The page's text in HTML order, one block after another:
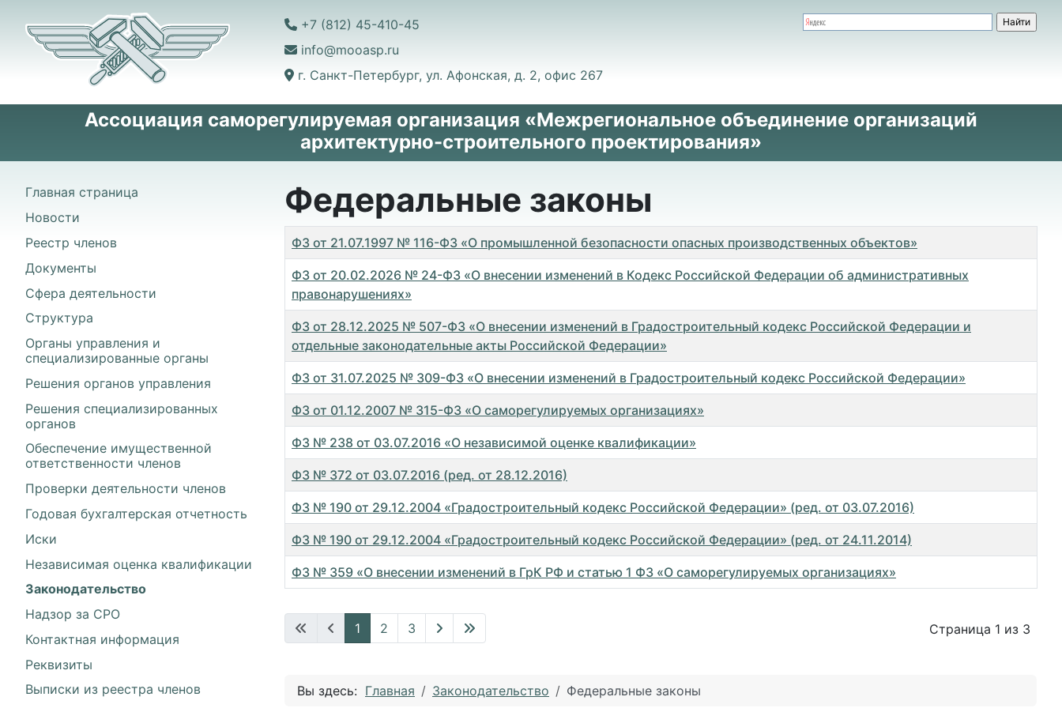
+7 (812) 45-410-45
info@mooasp.ru
г. Санкт-Петербург, ул. Афонская, д. 2, офис 267
Ассоциация саморегулируемая организация «Межрегиональное объединение организаций
архитектурно-строительного проектирования»
Главная страница
Новости
Реестр членов
Документы
Сфера деятельности
Структура
Органы управления и
специализированные органы
Решения органов управления
Решения специализированных
органов
Обеспечение имущественной
ответственности членов
Проверки деятельности членов
Годовая бухгалтерская отчетность
Иски
Независимая оценка квалификации
Законодательство
Надзор за СРО
Контактная информация
Реквизиты
Выписки из реестра членов
Федеральные законы
Заголовок
ФЗ от 21.07.1997 № 116-ФЗ «О промышленной безопасности опасных производственных объектов»
ФЗ от 20.02.2026 № 24-ФЗ «О внесении изменений в Кодекс Российской Федерации об административных
правонарушениях»
ФЗ от 28.12.2025 № 507-ФЗ «О внесении изменений в Градостроительный кодекс Российской Федерации и
отдельные законодательные акты Российской Федерации»
ФЗ от 31.07.2025 № 309-ФЗ «О внесении изменений в Градостроительный кодекс Российской Федерации»
ФЗ от 01.12.2007 № 315-ФЗ «О саморегулируемых организациях»
ФЗ № 238 от 03.07.2016 «О независимой оценке квалификации»
ФЗ № 372 от 03.07.2016 (ред. от 28.12.2016)
ФЗ № 190 от 29.12.2004 «Градостроительный кодекс Российской Федерации» (ред. от 03.07.2016)
ФЗ № 190 от 29.12.2004 «Градостроительный кодекс Российской Федерации» (ред. от 24.11.2014)
ФЗ № 359 «О внесении изменений в ГрК РФ и статью 1 ФЗ «О саморегулируемых организациях»
Страница 1 из 3
1 2 3
Вы здесь: Главная Законодательство Федеральные законы